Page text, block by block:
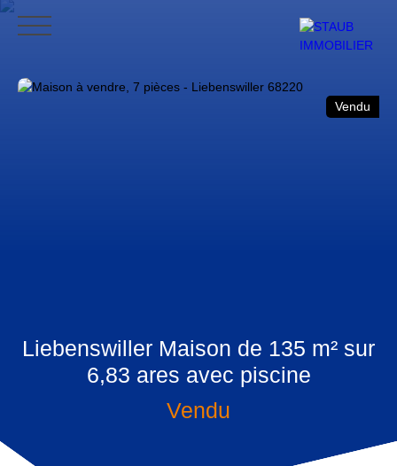
ACCUEIL ACHETER VENDRE NOS AVIS CONTACT
Vendu
Liebenswiller Maison de 135 m² sur
6,83 ares avec piscine
Vendu